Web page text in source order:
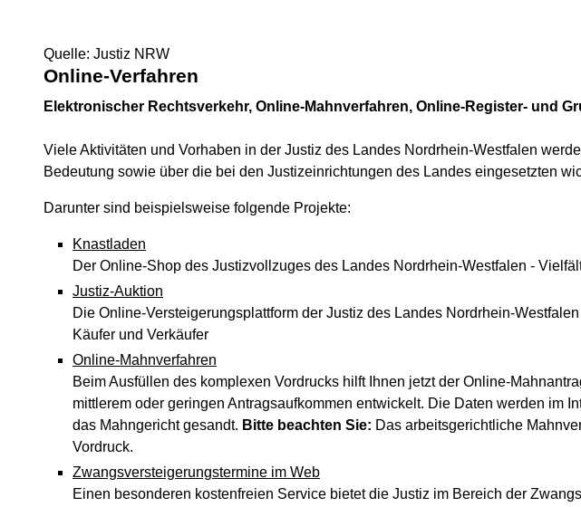
Quelle: Justiz NRW
Online-Verfahren
Elektronischer Rechtsverkehr, Online-Mahnverfahren, Online-Register- und
Viele Aktivitäten und Vorhaben in der Justiz des Landes Nordrhein-Westfalen
Bedeutung sowie über die bei den Justizeinrichtungen des Landes eingesetzten
Darunter sind beispielsweise folgende Projekte:
Knastladen
Der Online-Shop des Justizvollzuges des Landes Nordrhein-Westfalen -
Justiz-Auktion
Die Online-Versteigerungsplattform der Justiz des Landes Nordrhein-
Käufer und Verkäufer
Online-Mahnverfahren
Beim Ausfüllen des komplexen Vordrucks hilft Ihnen jetzt der Online-
mittlerem oder geringen Antragsaufkommen entwickelt. Die Daten werden im
das Mahngericht gesandt. Bitte beachten Sie: Das arbeitsgerichtliche
Vordruck.
Zwangsversteigerungstermine im Web
Einen besonderen kostenfreien Service bietet die Justiz im Bereich der